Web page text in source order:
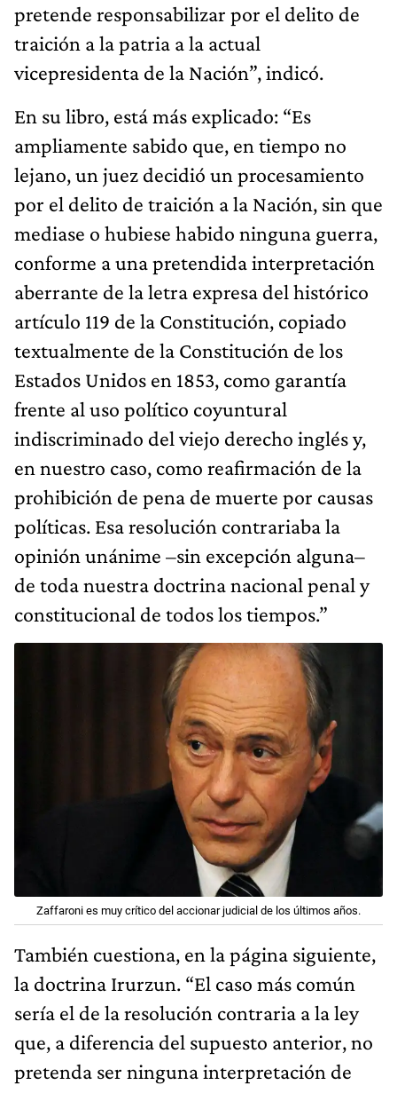
pretende responsabilizar por el delito de
traición a la patria a la actual
vicepresidenta de la Nación”, indicó.
En su libro, está más explicado: “Es
ampliamente sabido que, en tiempo no
lejano, un juez decidió un procesamiento
por el delito de traición a la Nación, sin que
mediase o hubiese habido ninguna guerra,
conforme a una pretendida interpretación
aberrante de la letra expresa del histórico
artículo 119 de la Constitución, copiado
textualmente de la Constitución de los
Estados Unidos en 1853, como garantía
frente al uso político coyuntural
indiscriminado del viejo derecho inglés y,
en nuestro caso, como reafirmación de la
prohibición de pena de muerte por causas
políticas. Esa resolución contrariaba la
opinión unánime –sin excepción alguna–
de toda nuestra doctrina nacional penal y
constitucional de todos los tiempos.”
Zaffaroni es muy crítico del accionar judicial de los últimos años.
También cuestiona, en la página siguiente,
la doctrina Irurzun. “El caso más común
sería el de la resolución contraria a la ley
que, a diferencia del supuesto anterior, no
pretenda ser ninguna interpretación de